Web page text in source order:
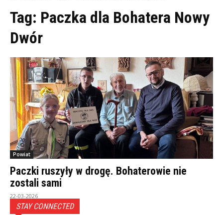
Tag: Paczka dla Bohatera Nowy
Dwór
Powiat
Paczki ruszyły w drogę. Bohaterowie nie
zostali sami
22-03-2026
STAY CONNECTED